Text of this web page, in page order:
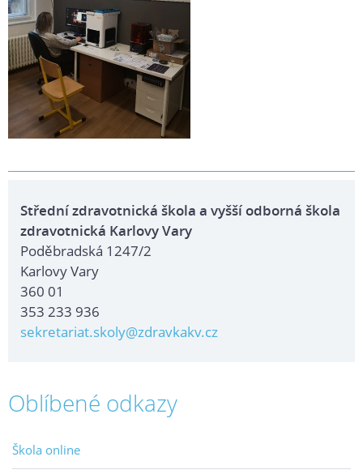
Střední zdravotnická škola a vyšší odborná škola
zdravotnická Karlovy Vary
Poděbradská 1247/2
Karlovy Vary
360 01
353 233 936
sekretariat.skoly@zdravkakv.cz
Oblíbené odkazy
Škola online